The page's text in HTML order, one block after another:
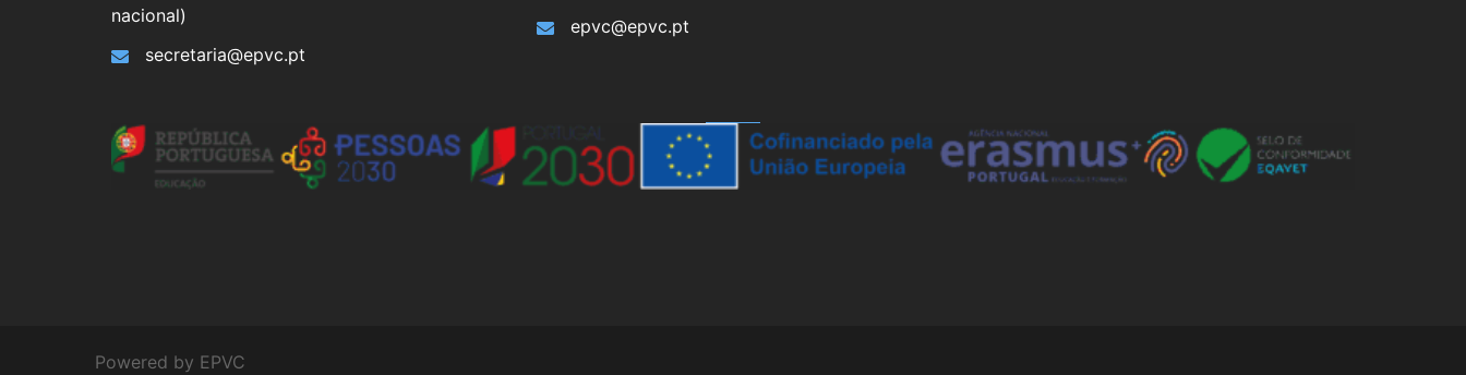
nacional)
secretaria@epvc.pt
epvc@epvc.pt
Powered by EPVC